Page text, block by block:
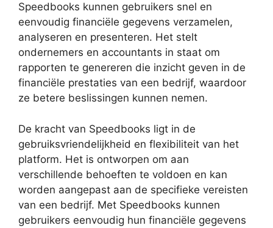
Speedbooks kunnen gebruikers snel en
eenvoudig financiële gegevens verzamelen,
analyseren en presenteren. Het stelt
ondernemers en accountants in staat om
rapporten te genereren die inzicht geven in de
financiële prestaties van een bedrijf, waardoor
ze betere beslissingen kunnen nemen.
De kracht van Speedbooks ligt in de
gebruiksvriendelijkheid en flexibiliteit van het
platform. Het is ontworpen om aan
verschillende behoeften te voldoen en kan
worden aangepast aan de specifieke vereisten
van een bedrijf. Met Speedbooks kunnen
gebruikers eenvoudig hun financiële gegevens